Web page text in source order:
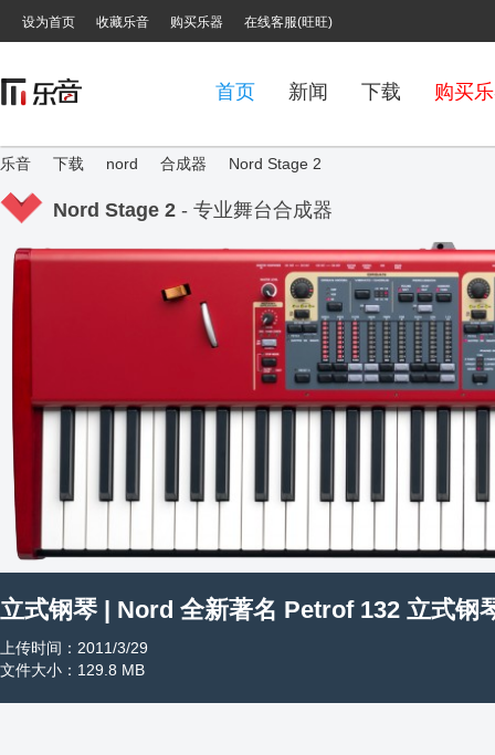
设为首页 收藏乐音 购买乐器 在线客服(旺旺)
首页 新闻 下载 购买
乐音
›
下载
›
nord
›
合成器
›
Nord Stage 2
Nord Stage 2 - 专业舞台合成器
立式钢琴 | Nord 全新著名 Petrof 132 立式
上传时间：2011/3/29
文件大小：129.8 MB